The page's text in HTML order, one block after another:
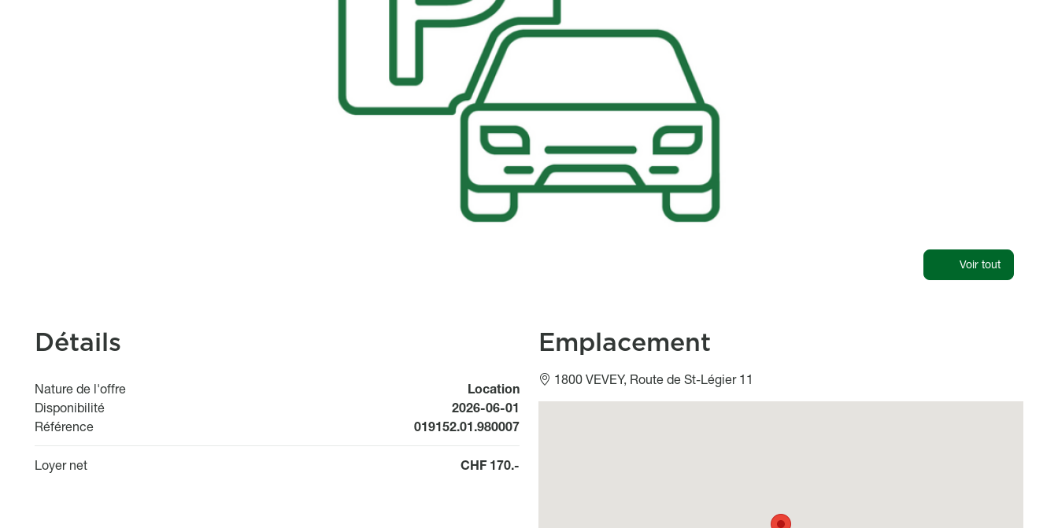
Voir tout
Détails
Nature de l'offre
Location
Disponibilité
Available from
2026-06-01
Référence
019152.01.980007
Loyer net CHF 170.-
Emplacement
1800 VEVEY, Route de St-Légier 11